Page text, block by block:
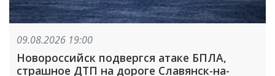
09.08.2026 19:00
Новороссийск подвергся атаке БПЛА,
страшное ДТП на дороге Славянск-на-